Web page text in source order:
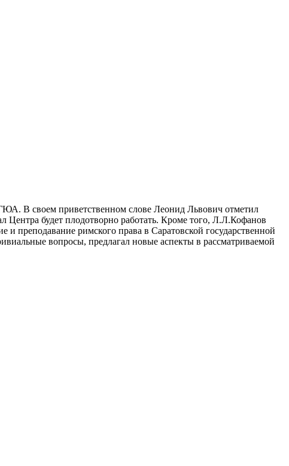
В своем приветственном слове Леонид Львович отметил
Центра будет плодотворно работать. Кроме того, Л.Л.Кофанов
преподавание римского права в Саратовской государственной
вопросы, предлагал новые аспекты в рассматриваемой